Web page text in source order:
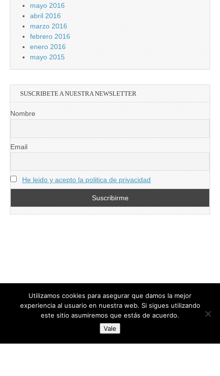
mayo 2016
abril 2016
marzo 2016
febrero 2016
enero 2016
mayo 2015
SUSCRIBETE A NUESTRA NEWSLETTER
Nombre
Email
He leido y acepto la politica de privacidad
directoresdeseguridad.es
Diseñado por Centro Andaluz de Estudios y Entrenamiento
Utilizamos cookies para asegurar que damos la mejor
experiencia al usuario en nuestra web. Si sigues utilizando
este sitio asumiremos que estás de acuerdo.
Vale